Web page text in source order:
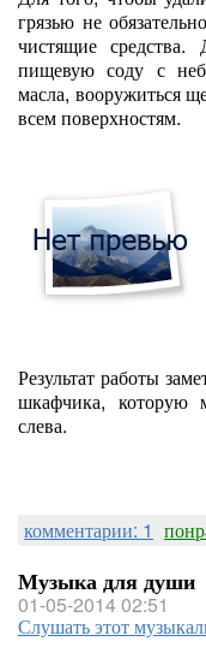
грязью не
чистящие средства.
пищевую соду с
масла, вооружиться
всем поверхностям.
Результат работы
шкафчика, которую
слева.
комментарии: 1
Музыка для души
01-05-2014 02:51
Слушать этот